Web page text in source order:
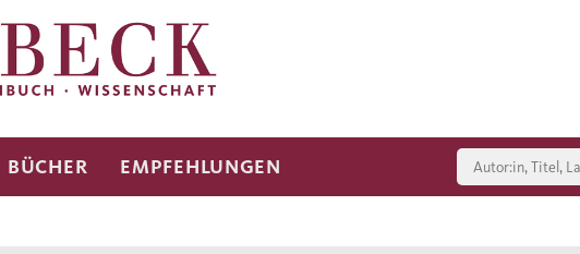
BÜCHER EMPFEHLUNGEN